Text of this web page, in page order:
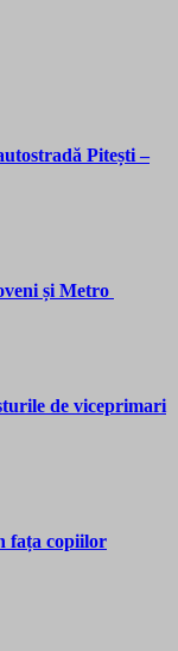
Pitești –
și Metro
de viceprimari
fața copiilor